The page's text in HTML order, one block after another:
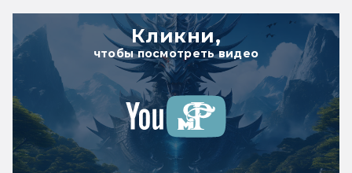
Кликни,
чтобы посмотреть видео